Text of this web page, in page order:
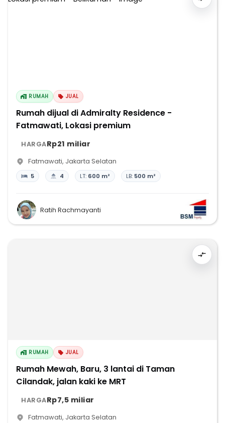
RUMAH JUAL
Rumah dijual di Admiralty Residence -
Fatmawati, Lokasi premium
HARGARp21 miliar
Fatmawati, Jakarta Selatan
5 4 LT: 600 m² LB: 500 m²
Ratih Rachmayanti
RUMAH JUAL
Rumah Mewah, Baru, 3 lantai di Taman
Cilandak, jalan kaki ke MRT
HARGARp7,5 miliar
Fatmawati, Jakarta Selatan